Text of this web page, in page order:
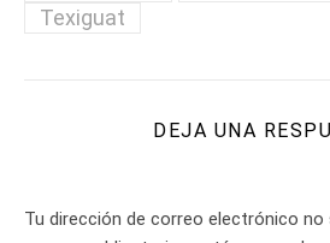
Texiguat
DEJA UNA
Tu dirección de correo electrónico no